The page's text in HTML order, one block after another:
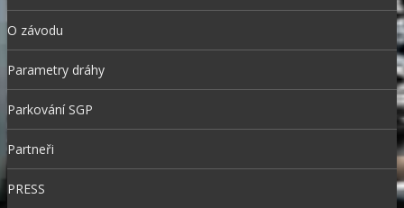
O závodu
Parametry dráhy
Parkování SGP
Partneři
PRESS